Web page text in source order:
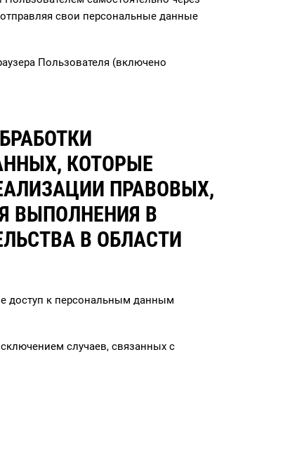
свои персональные данные
Пользователя (включено
КОТОРЫЕ
ПРАВОВЫХ,
ВЫПОЛНЕНИЯ В
В ОБЛАСТИ
доступ к персональным данным
случаев, связанных с